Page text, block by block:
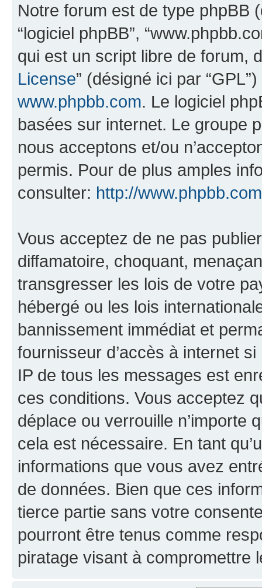
Notre forum est de type phpBB
“logiciel phpBB”,
qui est un script libre de forum,
License” (désigné ici par
www.phpbb.com. Le logiciel
basées sur internet. Le groupe
nous acceptons et/ou
permis. Pour de plus amples
consulter: http://
Vous acceptez de ne pas
diffamatoire, choquant,
transgresser les lois de votre
hébergé ou les lois
bannissement immédiat et
fournisseur d’accès à internet
IP de tous les messages est
ces conditions. Vous acceptez
déplace ou verrouille n’importe
cela est nécessaire. En tant
informations que vous avez
de données. Bien que ces
tierce partie sans votre
pourront être tenus comme
piratage visant à compromettre